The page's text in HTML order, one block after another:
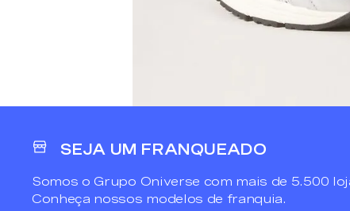
SEJA UM FRANQUEADO
Somos o Grupo Oniverse com mais de 5.500
Conheça nossos modelos de franquia.